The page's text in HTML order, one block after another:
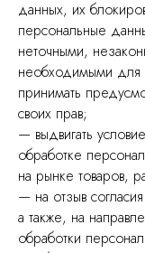
данных, их
персональные
неточными,
необходимыми для
принимать
своих прав;
— выдвигать
обработке
на рынке товаров,
— на отзыв
а также, на
обработки